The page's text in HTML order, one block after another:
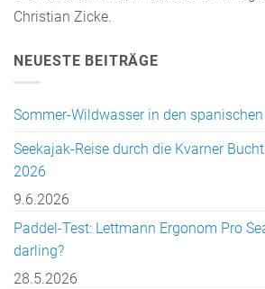
Christian Zicke.
NEUESTE BEITRÄGE
Sommer-Wildwasser in den
Seekajak-Reise durch die Kvarner
2026
9.6.2026
Paddel-Test: Lettmann Ergonom Pro
darling?
28.5.2026